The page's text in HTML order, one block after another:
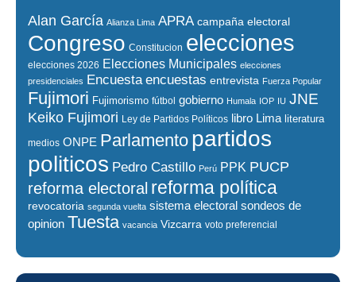
Alan García Alianza Lima APRA campaña electoral
Congreso Constitucion elecciones
elecciones 2026 Elecciones Municipales elecciones
presidenciales Encuesta encuestas entrevista Fuerza Popular
Fujimori Fujimorismo fútbol gobierno Humala IOP IU JNE
Keiko Fujimori Ley de Partidos Políticos libro Lima literatura
medios ONPE Parlamento partidos
politicos Pedro Castillo Perú PPK PUCP
reforma electoral reforma política
revocatoria segunda vuelta sistema electoral sondeos de
opinion Tuesta vacancia Vizcarra voto preferencial